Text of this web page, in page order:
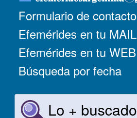
Formulario de contacto
Efemérides en tu MAIL
Efemérides en tu WEB
Búsqueda por fecha
Lo + buscado